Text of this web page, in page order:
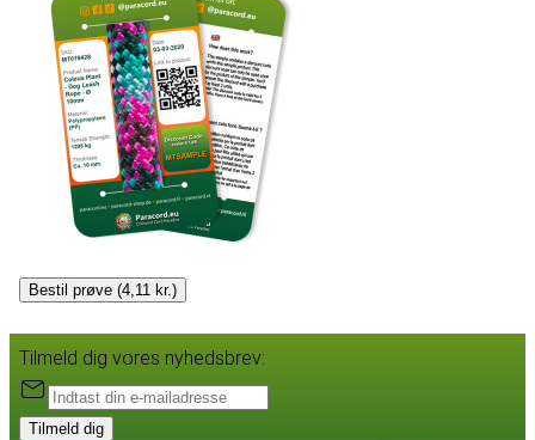
Bestil prøve (4,11 kr.)
Tilmeld dig vores nyhedsbrev:
Tilmeld dig